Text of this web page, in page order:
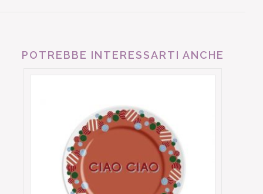
POTREBBE INTERESSARTI ANCHE